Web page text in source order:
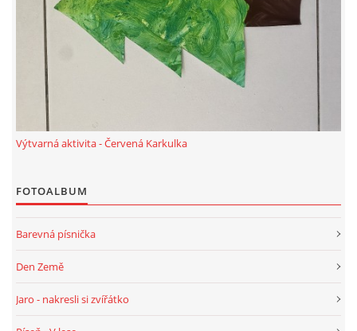
TÝDENNÍ PLÁNY
SMYSLOVÁ AKTIVITA
MONTESSORI AKTIVITA
KALENDÁŘ PRO DĚTI
SVATÝ VÁCLAV
Výtvarná aktivita - Červená Karkulka
FOTOALBUM
Barevná písnička
Den Země
Jaro - nakresli si zvířátko